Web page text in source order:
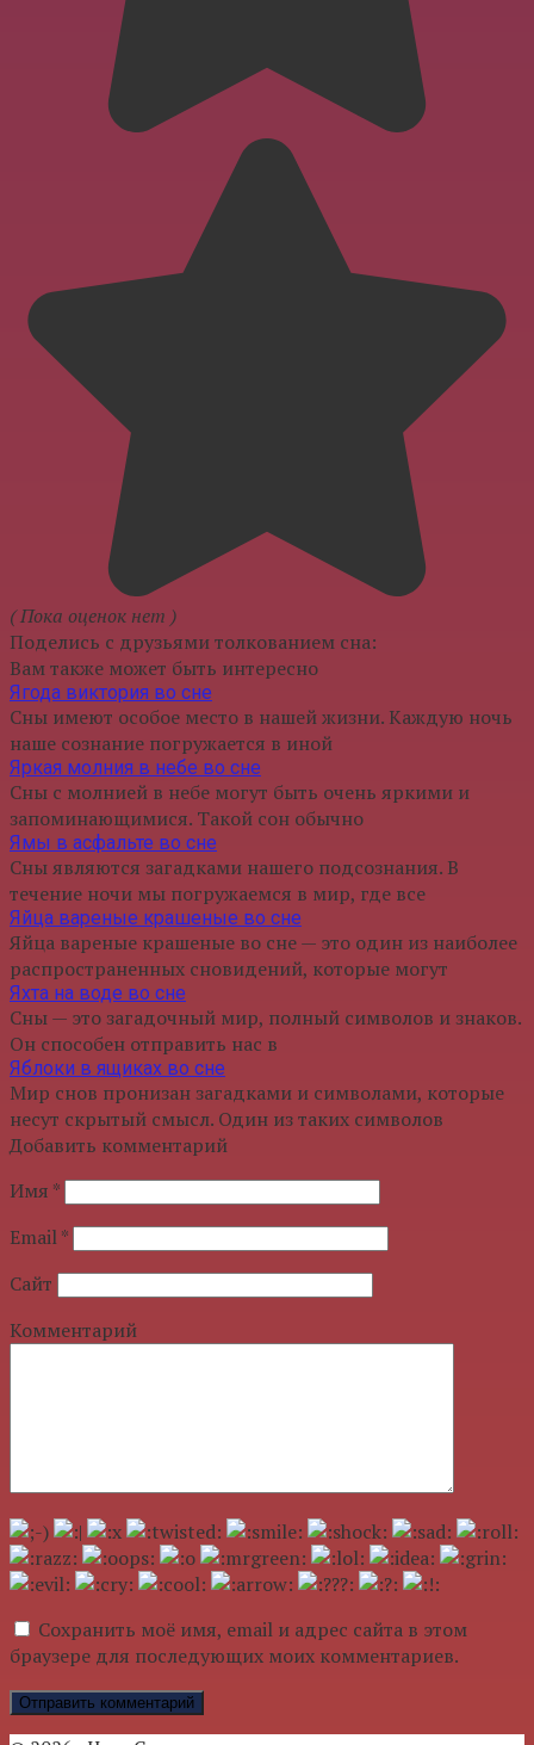
( Пока оценок нет )
Поделись с друзьями толкованием сна:
Вам также может быть интересно
Ягода виктория во сне
Сны имеют особое место в нашей жизни. Каждую ночь
наше сознание погружается в иной
Яркая молния в небе во сне
Сны с молнией в небе могут быть очень яркими и
запоминающимися. Такой сон обычно
Ямы в асфальте во сне
Сны являются загадками нашего подсознания. В
течение ночи мы погружаемся в мир, где все
Яйца вареные крашеные во сне
Яйца вареные крашеные во сне — это один из наиболее
распространенных сновидений, которые могут
Яхта на воде во сне
Сны — это загадочный мир, полный символов и знаков.
Он способен отправить нас в
Яблоки в ящиках во сне
Мир снов пронизан загадками и символами, которые
несут скрытый смысл. Один из таких символов
Добавить комментарий
Имя *
Email*
Сайт
Комментарий
Сохранить моё имя, email и адрес сайта в этом
браузере для последующих моих комментариев.